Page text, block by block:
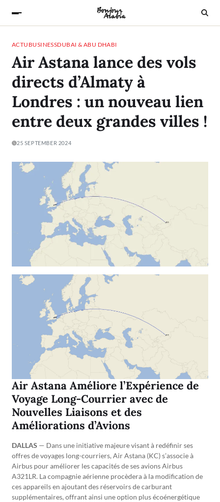
ACTU BUSINESSDUBAI & ABU DHABI
Air Astana lance des vols
directs d’Almaty à
Londres : un nouveau lien
entre deux grandes villes !
25 SEPTEMBER 2024
Air Astana Améliore l’Expérience de
Voyage Long-Courrier avec de
Nouvelles Liaisons et des
Améliorations d’Avions
DALLAS — Dans une initiative majeure visant à redéfinir ses
offres de voyages long-courriers, Air Astana (KC) s’associe à
Airbus pour améliorer les capacités de ses avions Airbus
A321LR. La compagnie aérienne procèdera à la modification de
ces appareils en ajoutant des réservoirs de carburant
supplémentaires, offrant ainsi une option plus écoénergétique